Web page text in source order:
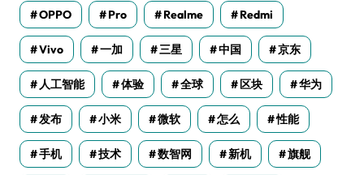
OPPO Pro Realme Redmi
Vivo 一加 三星 中国 京东
人工智能 体验 全球 区块 华为
发布 小米 微软 怎么 性能
手机 技术 数智网 新机 旗舰